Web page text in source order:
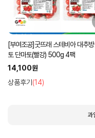
[부여조공]굿뜨래 스테비아 대추
토 단마토(빨강) 500g 4팩
14,100원
상품후기 (14)
과